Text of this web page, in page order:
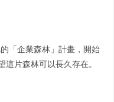
「企業森林」計畫，開始
片森林可以長久存在。